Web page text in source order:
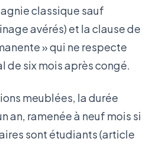
classique sauf
avérés) et la clause de
» qui ne respecte
de six mois après congé.
meublées, la durée
an, ramenée à neuf mois si
sont étudiants (article